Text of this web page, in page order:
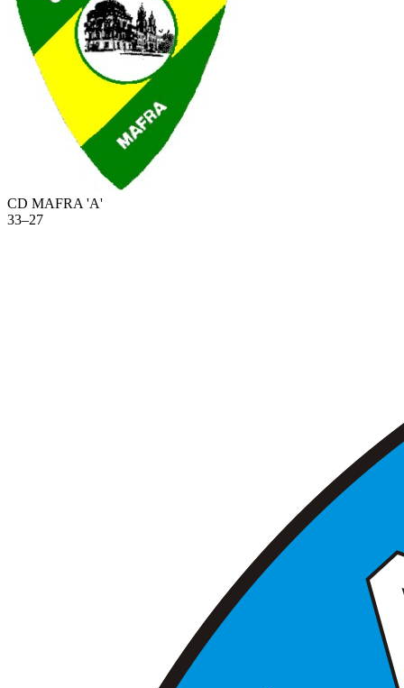
CD MAFRA 'A'
33–27